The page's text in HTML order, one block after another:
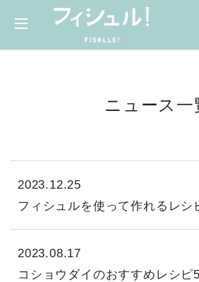
ニュース一
2023.12.25
フィシュルを使って作れるレシ
2023.08.17
コショウダイのおすすめレシピ